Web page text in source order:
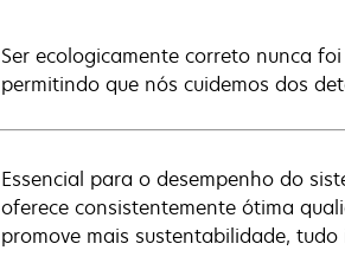
Ser ecologicamente correto nunca
permitindo que nós cuidemos dos
Essencial para o desempenho do
oferece consistentemente ótima
promove mais sustentabilidade,